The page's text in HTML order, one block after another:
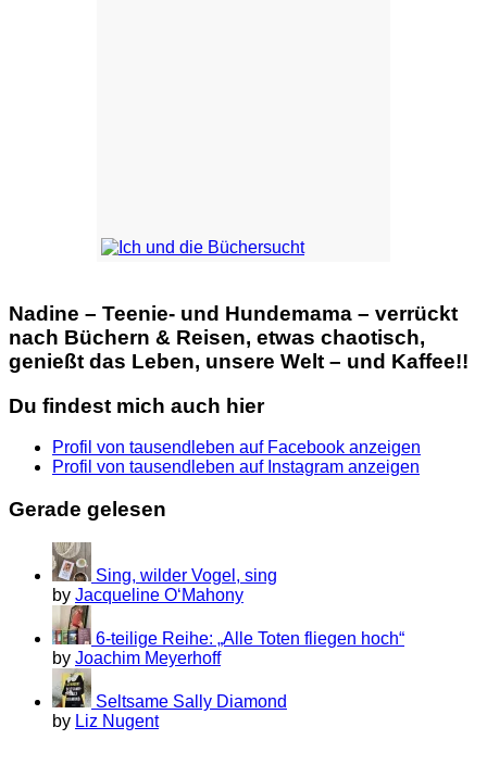
Nadine – Teenie- und Hundemama – verrückt
nach Büchern & Reisen, etwas chaotisch,
genießt das Leben, unsere Welt – und Kaffee!!
Du findest mich auch hier
Profil von tausendleben auf Facebook anzeigen
Profil von tausendleben auf Instagram anzeigen
Gerade gelesen
Sing, wilder Vogel, sing
by Jacqueline O‘Mahony
6-teilige Reihe: „Alle Toten fliegen hoch“
by Joachim Meyerhoff
Seltsame Sally Diamond
by Liz Nugent